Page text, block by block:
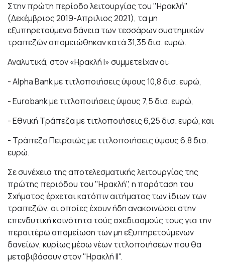
Στην πρώτη περίοδο λειτουργίας του "Ηρακλή"
(Δεκέμβριος 2019-Απριλιος 2021), τα μη
εξυπηρετούμενα δάνεια των τεσσάρων συστημικών
τραπεζών απομειώθηκαν κατά 31,35 δισ. ευρώ.
Αναλυτικά, στον «Ηρακλή Ι» συμμετείχαν οι:
- Alpha Bank με τιτλοποιήσεις ύψους 10,8 δισ. ευρώ,
- Eurobank με τιτλοποιήσεις ύψους 7,5 δισ. ευρώ,
- Εθνική Τράπεζα με τιτλοποιήσεις 6,25 δισ. ευρώ, και
- Τράπεζα Πειραιώς με τιτλοποιήσεις ύψους 6,8 δισ.
ευρώ.
Σε συνέχεια της αποτελεσματικής λειτουργίας της
πρώτης περιόδου του "Ηρακλή", η παράταση του
Σχήματος έρχεται κατόπιν αιτήματος των ίδιων των
τραπεζών, οι οποίες έχουν ήδη ανακοινώσει στην
επενδυτική κοινότητα τούς σχεδιασμούς τους για την
περαιτέρω απομείωση των μη εξυπηρετούμενων
δανείων, κυρίως μέσω νέων τιτλοποιήσεων που θα
μεταβιβάσουν στον "Ηρακλή ΙΙ".